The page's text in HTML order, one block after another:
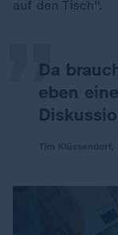
auf den Tisch".
Da
eben